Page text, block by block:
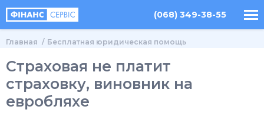
(068) 349-38-55
Главная Бесплатная юридическая помощь
Страховая не платит
страховку, виновник на
евробляхе